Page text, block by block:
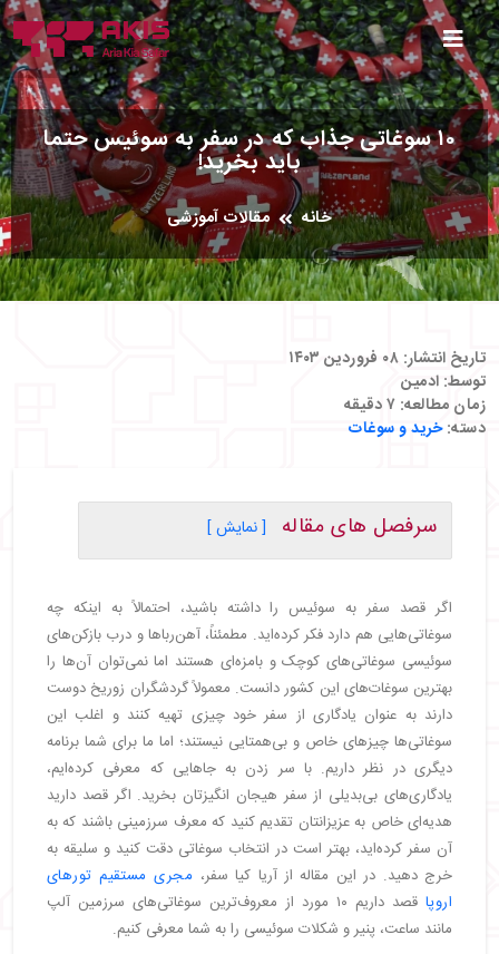
۱۰ سوغاتی جذاب که در سفر به سوئیس حتما
باید بخرید!
خانه مقالات آموزشی
تاریخ انتشار: ۰۸ فروردین ۱۴۰۳
توسط: ادمین
زمان مطالعه: ۷دقیقه
دسته:خرید و سوغات
سرفصل های مقاله
[ نمایش ]
・۱. پنیر سوئیسی
・
・ ۴. ساعت کوکو/ ساعت فاخته سوئیسی
・ ۵. شکلات سوئیسی
・۶. مجسمه و اسباب‌ بازی‌ های چوبی
・
・۸. زنگوله گاو
・ ۹. کتاب هایدی
・ ۱۰. جعبه‌ های موزیکال
・سوغاتی‌ های ارزان سوئیس
・ کجا میتوان سوغاتی‌ های مختلف سوئیس را خرید؟
اگر قصد سفر به سوئیس را داشته باشید، احتمالاً به اینکه چه
سوغاتی‌هایی هم دارد فکر کرده‌اید. مطمئناً، آهن‌رباها و درب بازکن‌های
سوئیسی سوغاتی‌های کوچک و بامزه‌ای هستند اما نمی‌توان آن‌ها را
بهترین سوغات‌های این کشور دانست. معمولاً گردشگران زوریخ دوست
دارند به عنوان یادگاری از سفر خود چیزی تهیه کنند و اغلب این
سوغاتی‌ها چیزهای خاص و بی‌همتایی نیستند؛ اما ما برای شما برنامه
دیگری در نظر داریم. با سر زدن به جاهایی که معرفی کرده‌ایم،
یادگاری‌های بی‌بدیلی از سفر هیجان انگیزتان بخرید. اگر قصد دارید
هدیه‌ای خاص به عزیزانتان تقدیم کنید که معرف سرزمینی باشند که به
آن سفر کرده‌اید، بهتر است در انتخاب سوغاتی دقت کنید و سلیقه به
خرج دهید. در این مقاله از آریا کیا سفر، مجری مستقیم تورهای
اروپا
قصد داریم ۱۰ مورد از معروف‌ترین سوغاتی‌های سرزمین آلپ
مانند ساعت، پنیر و شکلات سوئیسی را به شما معرفی کنیم.